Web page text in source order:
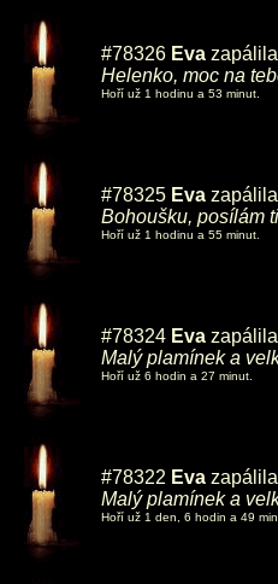
#78326 Eva
Helenko, moc na
Hoří už 1 hodinu a 53 minut.
#78325 Eva
Bohoušku, posílám
Hoří už 1 hodinu a 55 minut.
#78324 Eva
Malý plamínek a
Hoří už 6 hodin a 27 minut.
#78322 Eva
Malý plamínek a
Hoří už 1 den, 6 hodin a 49